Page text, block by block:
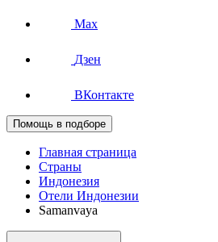
Max
Дзен
ВКонтакте
Помощь в подборе
Главная страница
Страны
Индонезия
Отели Индонезии
Samanvaya